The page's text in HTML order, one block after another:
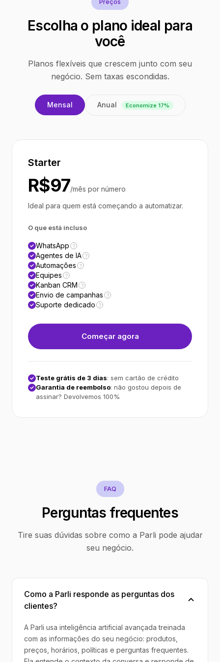
Escolha o plano ideal para
você
Planos flexíveis que crescem junto com seu
negócio. Sem taxas escondidas.
Mensal Anual Economize 17%
Starter
R$97/mês por número
Ideal para quem está começando a automatizar.
O que está incluso
WhatsApp ?
Agentes de IA ?
Automações ?
Equipes ?
Kanban CRM ?
Envio de campanhas ?
Suporte dedicado ?
Começar agora
Teste grátis de 3 dias: sem cartão de crédito
Garantia de reembolso: não gostou depois de
assinar? Devolvemos 100%
FAQ
Perguntas frequentes
Tire suas dúvidas sobre como a Parli pode ajudar
seu negócio.
Como a Parli responde as perguntas dos
clientes?
A Parli usa inteligência artificial avançada treinada
com as informações do seu negócio: produtos,
preços, horários, políticas e perguntas frequentes.